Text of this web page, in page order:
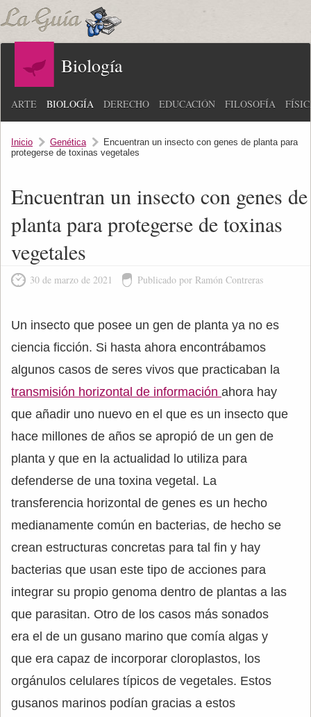
Biología
ARTE BIOLOGÍA DERECHO EDUCACIÓN FILOSOFÍA
Inicio Genética
Encuentran un insecto con genes de planta para
protegerse de toxinas vegetales
Encuentran un insecto con genes de
planta para protegerse de toxinas
vegetales
30 de marzo de 2021 Publicado por Ramón Contreras
Un insecto que posee un gen de planta ya no es
ciencia ficción. Si hasta ahora encontrábamos
algunos casos de seres vivos que practicaban la
transmisión horizontal de información ahora hay
que añadir uno nuevo en el que es un insecto que
hace millones de años se apropió de un gen de
planta y que en la actualidad lo utiliza para
defenderse de una toxina vegetal. La
transferencia horizontal de genes es un hecho
medianamente común en bacterias, de hecho se
crean estructuras concretas para tal fin y hay
bacterias que usan este tipo de acciones para
integrar su propio genoma dentro de plantas a las
que parasitan. Otro de los casos más sonados
era el de un gusano marino que comía algas y
que era capaz de incorporar cloroplastos, los
orgánulos celulares típicos de vegetales. Estos
gusanos marinos podían gracias a estos